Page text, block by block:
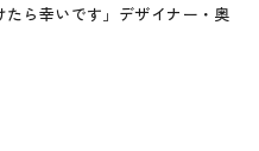
ら幸いです」デザイナー・奥